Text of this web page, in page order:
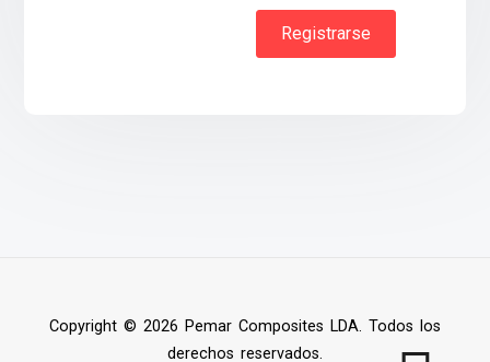
Registrarse
Copyright © 2026 Pemar Composites LDA. Todos los
derechos reservados.